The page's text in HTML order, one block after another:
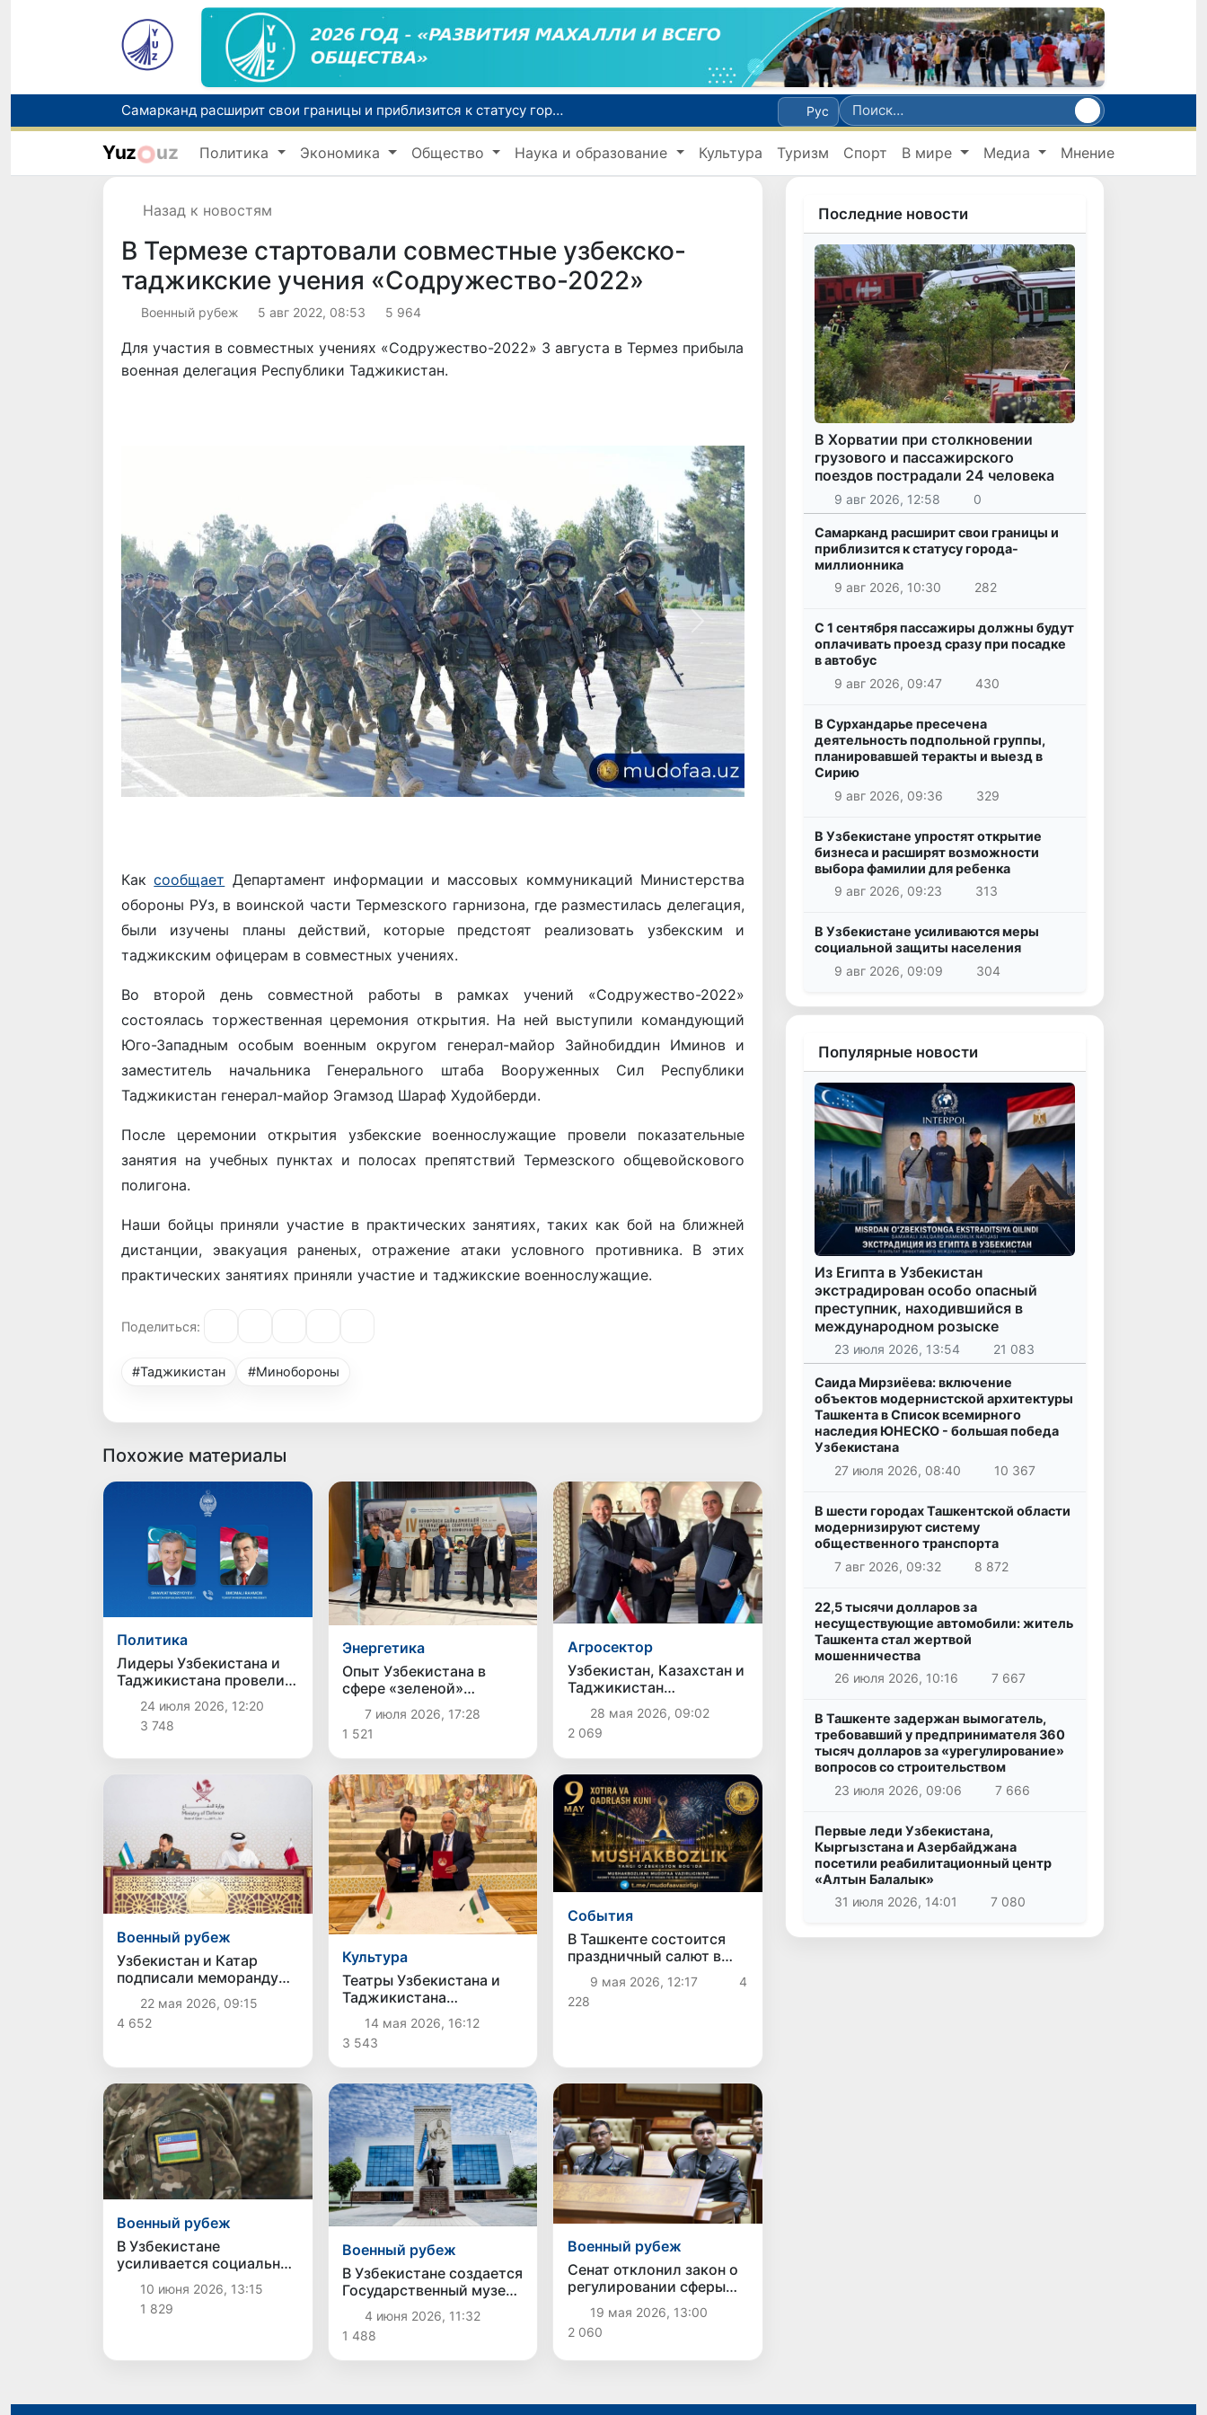
Самарканд расширит свои границы и приблизится к статусу города-миллионника
С 1 сентября пассажиры должны будут оплачивать проезд сразу при посадке в автобус
В Сурхандарье пресечена деятельность подпольной группы, планировавшей теракты и выезд в Сирию
В Узбекистане упростят открытие бизнеса и расширят возможности выбора фамилии для ребенка
Рус
Yuz uz Политика Экономика Общество Наука и образование Культура Туризм Спорт В мире Медиа Мнение
Назад к новостям
В Термезе стартовали совместные узбекско-
таджикские учения «Содружество-2022»
Военный рубеж 5 авг 2022, 08:53 5 964
Для участия в совместных учениях «Содружество-2022» 3 августа в Термез прибыла
военная делегация Республики Таджикистан.
Назад
Каксообщает Департамент информации и массовых коммуникаций Министерства
обороны РУз, в воинской части Термезского гарнизона, где разместилась делегация,
были изучены планы действий, которые предстоят реализовать узбекским и
таджикским офицерам в совместных учениях.
Во второй день совместной работы в рамках учений «Содружество-2022»
состоялась торжественная церемония открытия. На ней выступили командующий
Юго-Западным особым военным округом генерал-майор Зайнобиддин Иминов и
заместитель начальника Генерального штаба Вооруженных Сил Республики
Таджикистан генерал-майор Эгамзод Шараф Худойберди.
После церемонии открытия узбекские военнослужащие провели показательные
занятия на учебных пунктах и ​​полосах препятствий Термезского общевойскового
полигона.
Наши бойцы приняли участие в практических занятиях, таких как бой на ближней
дистанции, эвакуация раненых, отражение атаки условного противника. В этих
практических занятиях приняли участие и таджикские военнослужащие.
Поделиться:
#Таджикистан #Минобороны
Похожие материалы
Политика
Лидеры Узбекистана и
Таджикистана провели
телефонный разговор
24 июля 2026, 12:20
3 748
Энергетика
Опыт Узбекистана в
сфере «зеленой»
энергетики представлен
на международной
конференции в Душанбе
7 июля 2026, 17:28
1 521
Агросектор
Узбекистан, Казахстан и
Таджикистан
согласовали режим
работы водохранилища
«Бахри-Точик» на лето
2026 года
28 мая 2026, 09:02
2 069
Военный рубеж
Узбекистан и Катар
подписали меморандум
о военном
сотрудничестве
22 мая 2026, 09:15
4 652
Культура
Театры Узбекистана и
Таджикистана
договорились о
совместных проектах и
гастролях
14 мая 2026, 16:12
3 543
Cобытия
В Ташкенте состоится
праздничный салют в
честь Дня памяти и
почестей
9 мая 2026, 12:17
4
228
Военный рубеж
В Узбекистане
усиливается социальная
защита военнослужащих
10 июня 2026, 13:15
1 829
Военный рубеж
В Узбекистане создается
Государственный музей
истории военного
искусства
4 июня 2026, 11:32
1 488
Военный рубеж
Сенат отклонил закон о
регулировании сферы
военной службы
19 мая 2026, 13:00
2 060
Последние новости
В Хорватии при столкновении
грузового и пассажирского
поездов пострадали 24 человека
9 авг 2026, 12:58 0
Самарканд расширит свои границы и
приблизится к статусу города-
миллионника
9 авг 2026, 10:30
282
С 1 сентября пассажиры должны будут
оплачивать проезд сразу при посадке
в автобус
9 авг 2026, 09:47
430
В Сурхандарье пресечена
деятельность подпольной группы,
планировавшей теракты и выезд в
Сирию
9 авг 2026, 09:36
329
В Узбекистане упростят открытие
бизнеса и расширят возможности
выбора фамилии для ребенка
9 авг 2026, 09:23
313
В Узбекистане усиливаются меры
социальной защиты населения
9 авг 2026, 09:09
304
Популярные новости
Из Египта в Узбекистан
экстрадирован особо опасный
преступник, находившийся в
международном розыске
23 июля 2026, 13:54 21 083
Саида Мирзиёева: включение
объектов модернистской архитектуры
Ташкента в Список всемирного
наследия ЮНЕСКО - большая победа
Узбекистана
27 июля 2026, 08:40
10 367
В шести городах Ташкентской области
модернизируют систему
общественного транспорта
7 авг 2026, 09:32
8 872
22,5 тысячи долларов за
несуществующие автомобили: житель
Ташкента стал жертвой
мошенничества
26 июля 2026, 10:16
7 667
В Ташкенте задержан вымогатель,
требовавший у предпринимателя 360
тысяч долларов за «урегулирование»
вопросов со строительством
23 июля 2026, 09:06
7 666
Первые леди Узбекистана,
Кыргызстана и Азербайджана
посетили реабилитационный центр
«Алтын Балалык»
31 июля 2026, 14:01
7 080